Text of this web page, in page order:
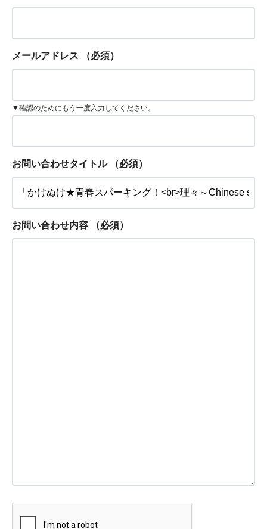
メールアドレス （必須）
▼確認のためにもう一度入力してください。
お問い合わせタイトル （必須）
お問い合わせ内容 （必須）